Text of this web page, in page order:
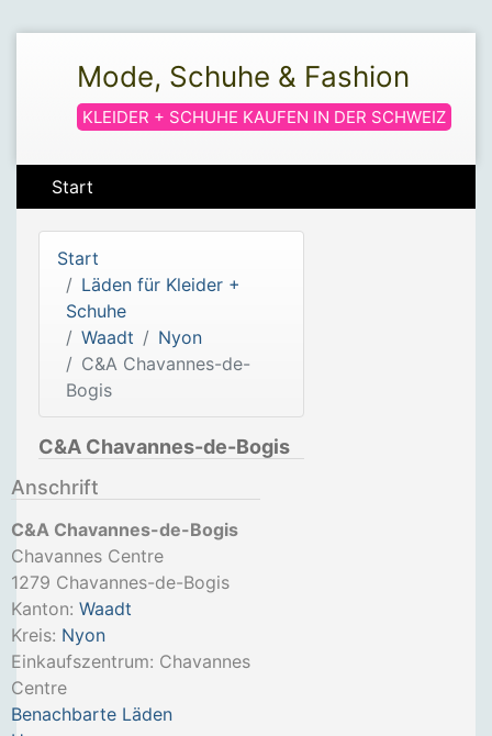
Mode, Schuhe & Fashion
KLEIDER + SCHUHE KAUFEN IN DER SCHWEIZ
Start
Start
Läden für Kleider +
Schuhe
Waadt
Nyon
C&A Chavannes-de-
Bogis
C&A Chavannes-de-Bogis
Anschrift
C&A Chavannes-de-Bogis
Chavannes Centre
1279 Chavannes-de-Bogis
Kanton: Waadt
Kreis: Nyon
Einkaufszentrum: Chavannes
Centre
Benachbarte Läden